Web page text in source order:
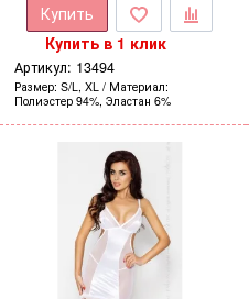
Купить
Купить в 1 клик
Артикул: 13494
Размер S/L, XL
Материал
Полиэстер 94%, Эластан 6%